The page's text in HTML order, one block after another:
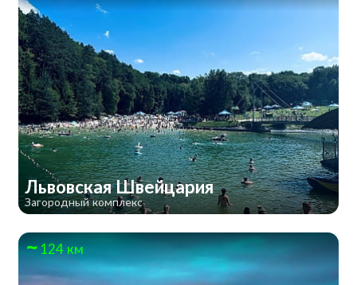
Львовская Швейцария
Загородный комплекс
124 км